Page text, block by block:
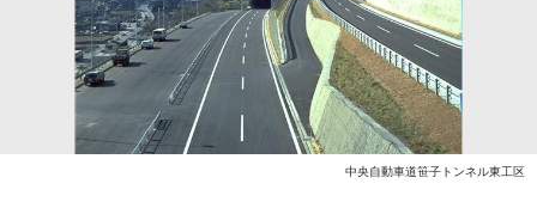
中央自動車道笹子トンネル東工区